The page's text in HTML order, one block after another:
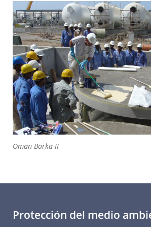
Oman Barka II
Protección del medio